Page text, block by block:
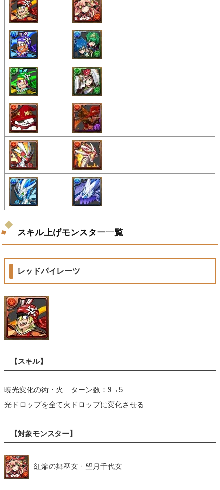
スキル上げモンスター一覧
レッドパイレーツ
【スキル】
暁光変化の術・火 ターン数：9→5
光ドロップを全て火ドロップに変化させる
【対象モンスター】
紅焔の舞巫女・望月千代女